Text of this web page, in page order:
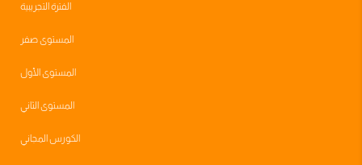
الفترة التجريبية
المستوى صفر
المستوى الأول
المستوى الثاني
الكورس المجاني